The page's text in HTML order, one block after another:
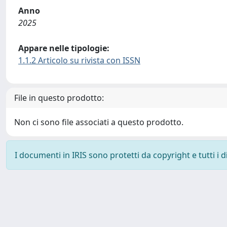
Anno
2025
Appare nelle tipologie:
1.1.2 Articolo su rivista con ISSN
File in questo prodotto:
Non ci sono file associati a questo prodotto.
I documenti in IRIS sono protetti da copyright e tutti i